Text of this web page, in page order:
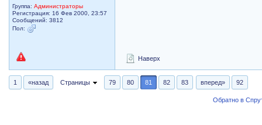
Группа:Администраторы
Регистрация: 16 Фев 2000, 23:57
Сообщений: 3812
Пол:
Наверх
1 «назад Страницы 79 80 81 82 83 вперед» 92
Обратно в